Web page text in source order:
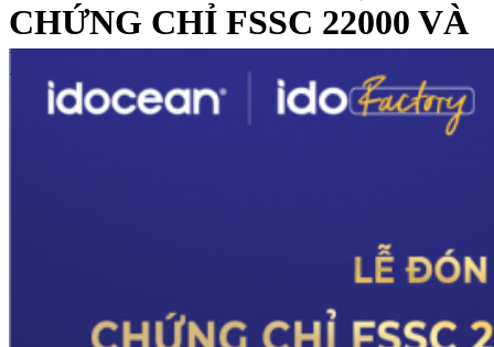
CHỨNG CHỈ FSSC 22000 VÀ
ISO 9001